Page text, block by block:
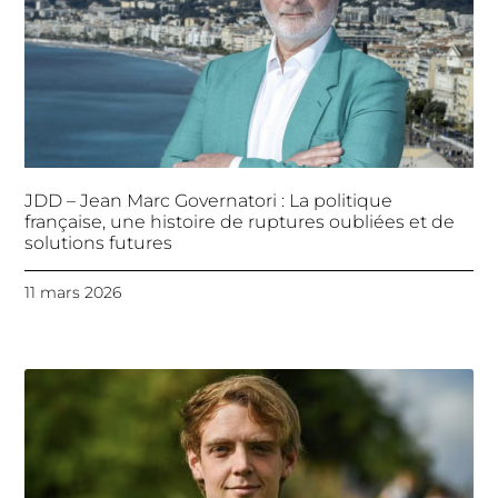
JDD – Jean Marc Governatori : La politique
française, une histoire de ruptures oubliées et de
solutions futures
11 mars 2026